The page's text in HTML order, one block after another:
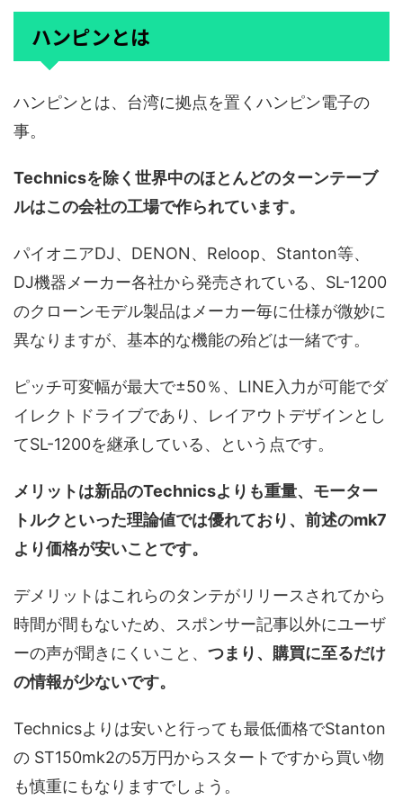
ハンピンとは
ハンピンとは、台湾に拠点を置くハンピン電子の
事。
Technicsを除く世界中のほとんどのターンテーブ
ルはこの会社の工場で作られています。
パイオニアDJ、DENON、Reloop、Stanton等、
DJ機器メーカー各社から発売されている、SL-1200
のクローンモデル製品はメーカー毎に仕様が微妙に
異なりますが、基本的な機能の殆どは一緒です。
ピッチ可変幅が最大で±50％、LINE入力が可能でダ
イレクトドライブであり、レイアウトデザインとし
てSL-1200を継承している、という点です。
メリットは新品のTechnicsよりも重量、モーター
トルクといった理論値では優れており、前述のmk7
より価格が安いことです。
デメリットはこれらのタンテがリリースされてから
時間が間もないため、スポンサー記事以外にユーザ
ーの声が聞きにくいこと、 つまり、購買に至るだけ
の情報が少ないです。
Technicsよりは安いと行っても最低価格でStanton
の ST150mk2の5万円からスタートですから買い物
も慎重にもなりますでしょう。